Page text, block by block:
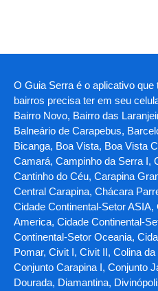
O Guia Serra é o aplicativo
bairros precisa ter em seu
Bairro Novo, Bairro das
Balneário de Carapebus,
Bicanga, Boa Vista, Boa Vista
Camará, Campinho da Serra I,
Cantinho do Céu, Carapina
Central Carapina, Chácara
Cidade Continental-Setor
America, Cidade Continental-
Continental-Setor Oceania,
Pomar, Civit I, Civit II, Colina
Conjunto Carapina I, Conjunto
Dourada, Diamantina,